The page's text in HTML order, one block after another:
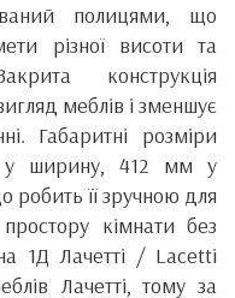
полицями, що
різної висоти та
конструкція
меблів і зменшує
Габаритні розміри
у ширину, 412 мм у
робить її зручною для
кімнати без
1Д Лачетті / Lacetti
Лачетті, тому за